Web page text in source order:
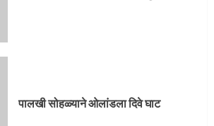
पालखी सोहळ्याने ओलांडला दिवे घाट